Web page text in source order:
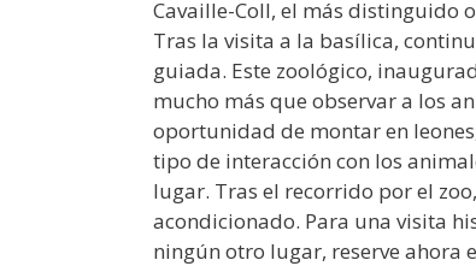
Cavaille-Coll, el más distinguido
Tras la visita a la basílica,
guiada. Este zoológico,
mucho más que observar a los
oportunidad de montar en
tipo de interacción con los
lugar. Tras el recorrido por el
acondicionado. Para una visita
ningún otro lugar, reserve ahora